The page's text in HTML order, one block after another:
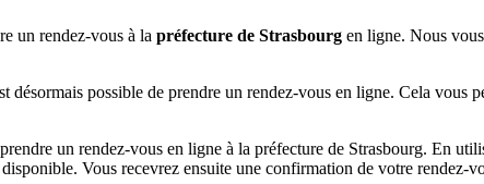
un rendez-vous à la préfecture de Strasbourg en ligne. Nous
possible de prendre un rendez-vous en ligne. Cela vous
un rendez-vous en ligne à la préfecture de Strasbourg. En
Vous recevrez ensuite une confirmation de votre rendez-